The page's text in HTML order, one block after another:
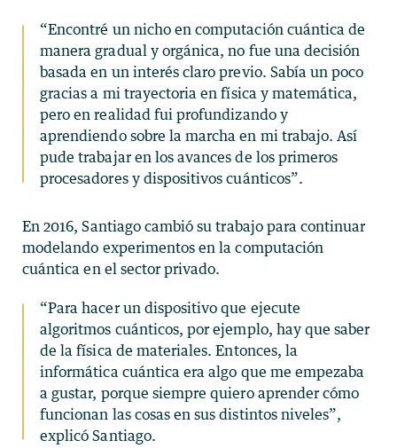
“Encontré un nicho en computación cuántica de
manera gradual y orgánica, no fue una decisión
basada en un interés claro previo. Sabía un poco
gracias a mi trayectoria en física y matemática,
pero en realidad fui profundizando y
aprendiendo sobre la marcha en mi trabajo. Así
pude trabajar en los avances de los primeros
procesadores y dispositivos cuánticos”.
En 2016, Santiago cambió su trabajo para continuar
modelando experimentos en la computación
cuántica en el sector privado.
“Para hacer un dispositivo que ejecute
algoritmos cuánticos, por ejemplo, hay que saber
de la física de materiales. Entonces, la
informática cuántica era algo que me empezaba
a gustar, porque siempre quiero aprender cómo
funcionan las cosas en sus distintos niveles”,
explicó Santiago.